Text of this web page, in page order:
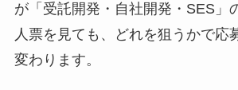
が「受託開発・自社開発・SES」
人票を見ても、どれを狙うかで応
変わります。